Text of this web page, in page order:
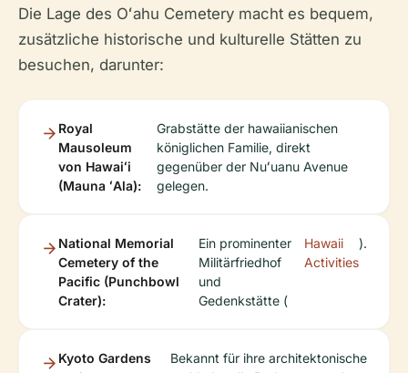
Die Lage des Oʻahu Cemetery macht es bequem,
zusätzliche historische und kulturelle Stätten zu
besuchen, darunter:
Royal
Mausoleum
von Hawaiʻi
(Mauna ʻAla):
Grabstätte der hawaiianischen
königlichen Familie, direkt
gegenüber der Nuʻuanu Avenue
gelegen.
National Memorial
Cemetery of the
Pacific (Punchbowl
Crater):
Ein prominenter
Militärfriedhof
und
Gedenkstätte (
Hawaii
Activities
).
Kyoto Gardens
Bekannt für ihre architektonische